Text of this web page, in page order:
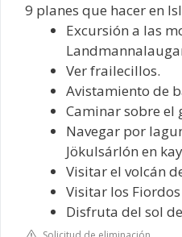
9 planes que hacer en
Excursión a las
Ver frailecillos.
Avistamiento de
Caminar sobre el
Navegar por
Jökulsárlón en
Visitar el volcán
Visitar los
Disfruta del sol